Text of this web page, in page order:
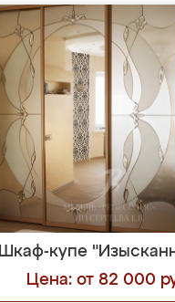
Шкаф-купе
Цена: от 82 000